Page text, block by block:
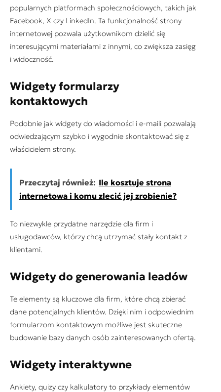
popularnych platformach społecznościowych, takich jak
Facebook, X czy LinkedIn. Ta funkcjonalność strony
internetowej pozwala użytkownikom dzielić się
interesującymi materiałami z innymi, co zwiększa zasięg
i widoczność.
Widgety formularzy
kontaktowych
Podobnie jak widgety do wiadomości i e-maili pozwalają
odwiedzającym szybko i wygodnie skontaktować się z
właścicielem strony.
Przeczytaj również: Ile kosztuje strona
internetowa i komu zlecić jej zrobienie?
To niezwykle przydatne narzędzie dla firm i
usługodawców, którzy chcą utrzymać stały kontakt z
klientami.
Widgety do generowania leadów
Te elementy są kluczowe dla firm, które chcą zbierać
dane potencjalnych klientów. Dzięki nim i odpowiednim
formularzom kontaktowym możliwe jest skuteczne
budowanie bazy danych osób zainteresowanych ofertą.
Widgety interaktywne
Ankiety, quizy czy kalkulatory to przykłady elementów